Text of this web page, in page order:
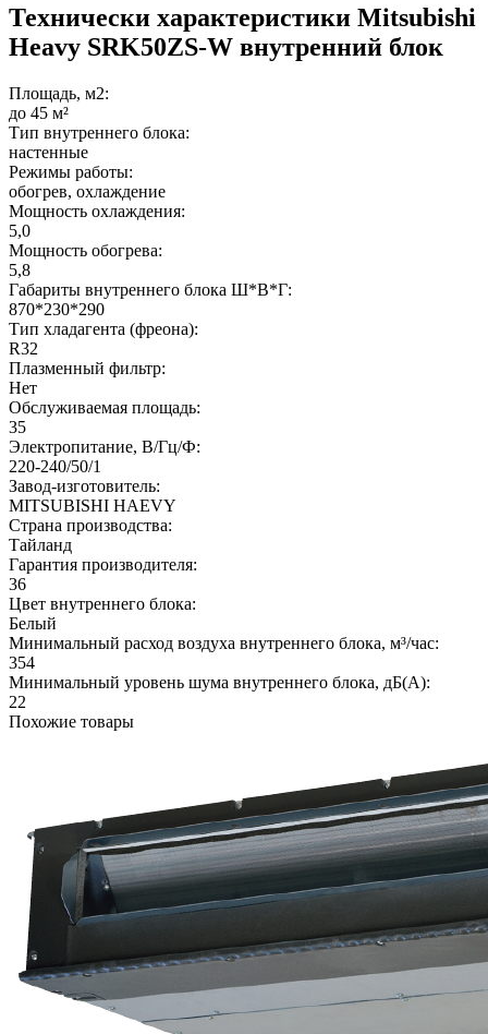
Технически характеристики Mitsubishi
Heavy SRK50ZS-W внутренний блок
Площадь, м2:
до 45 м²
Тип внутреннего блока:
настенные
Режимы работы:
обогрев, охлаждение
Мощность охлаждения:
5,0
Мощность обогрева:
5,8
Габариты внутреннего блока Ш*В*Г:
870*230*290
Тип хладагента (фреона):
R32
Плазменный фильтр:
Нет
Обслуживаемая площадь:
35
Электропитание, В/Гц/Ф:
220-240/50/1
Завод-изготовитель:
MITSUBISHI HAEVY
Страна производства:
Тайланд
Гарантия производителя:
36
Цвет внутреннего блока:
Белый
Минимальный расход воздуха внутреннего блока, м³/час:
354
Минимальный уровень шума внутреннего блока, дБ(А):
22
Похожие товары